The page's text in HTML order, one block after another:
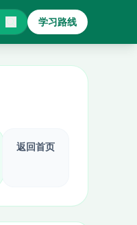
学习路线
返回首页